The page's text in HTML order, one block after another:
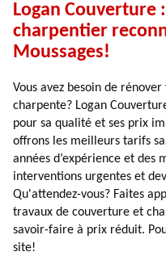
Logan Couverture
charpentier
Moussages!
Vous avez besoin de
charpente? Logan
pour sa qualité et ses prix
offrons les meilleurs tarifs
années d’expérience et des
interventions urgentes et
Qu'attendez-vous? Faites
travaux de couverture et
savoir-faire à prix réduit.
site!